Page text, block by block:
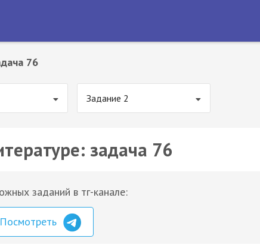
76
Задание 2
задача 76
заданий в тг-канале:
Посмотреть